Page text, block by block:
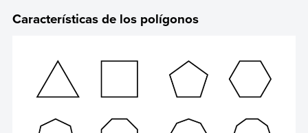
Características de los polígonos